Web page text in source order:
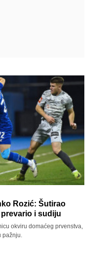
Rozić: Šutirao
i sudiju
okviru domaćeg prvenstva,